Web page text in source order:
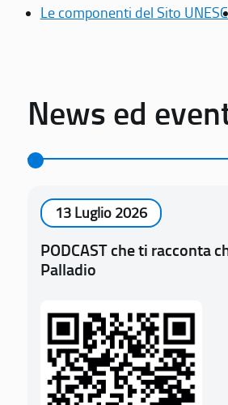
Le componenti del Sito
News ed
13 Luglio 2026
PODCAST che ti racconta
Palladio